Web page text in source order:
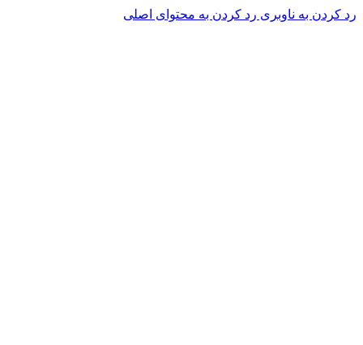
رد کردن به ناوبری رد کردن به محتوای اصلی